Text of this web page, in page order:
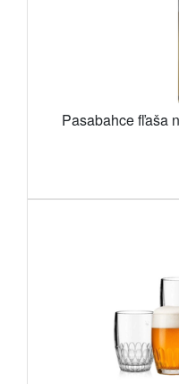
Pasabahce fľaša